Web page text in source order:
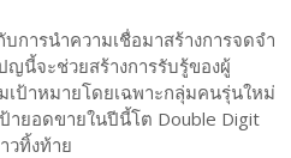
การนำความเชื่อมาสร้างการจดจำ
ญนี้จะช่วยสร้างการรับรู้ของผู้
เป้าหมายโดยเฉพาะกลุ่มคนรุ่นใหม่
ายอดขายในปีนี้โต Double Digit
ทิ้งท้าย